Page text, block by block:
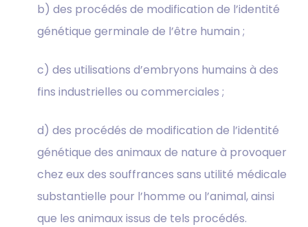
b) des procédés de modification de l’identité
génétique germinale de l’être humain ;
c) des utilisations d’embryons humains à des
fins industrielles ou commerciales ;
d) des procédés de modification de l’identité
génétique des animaux de nature à provoquer
chez eux des souffrances sans utilité médicale
substantielle pour l’homme ou l’animal, ainsi
que les animaux issus de tels procédés.